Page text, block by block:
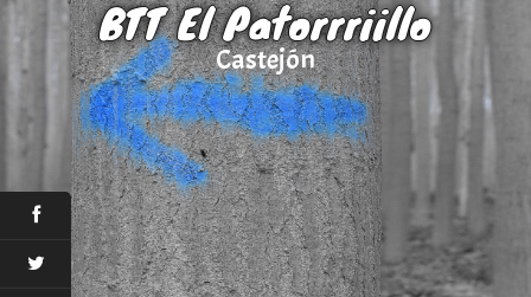
BTT El Patorrriillo
Castejón